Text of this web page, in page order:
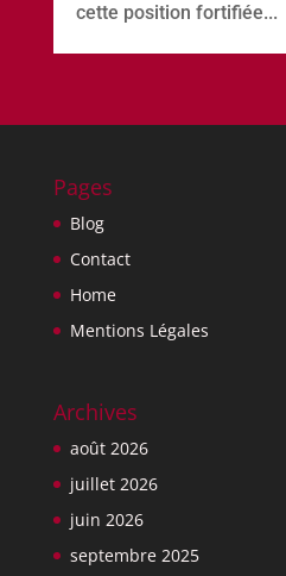
cette position fortifiée...
Pages
Blog
Contact
Home
Mentions Légales
Archives
août 2026
juillet 2026
juin 2026
septembre 2025